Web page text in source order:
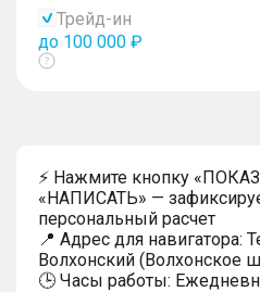
Трейд-ин
до 100 000 ₽
Показать
⚡ Нажмите кнопку
«НАПИСАТЬ» —
персональный расчет
📍 Адрес для навигатора:
Волхонский (Волхонское
🕒 Часы работы: